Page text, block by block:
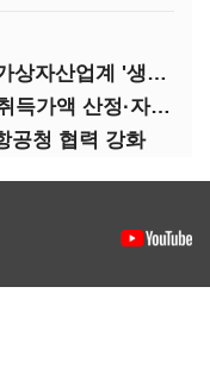
높아진 부채비율 200% 문턱…가상자산업계 '생존 시험대'
내년 코인 과세 강행…관건은 '취득가액 산정·자산 이동'
공청 협력 강화